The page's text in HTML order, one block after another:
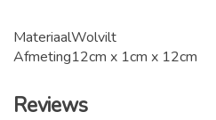
MateriaalWolvilt
Afmeting12cm x 1cm x 12cm
Reviews